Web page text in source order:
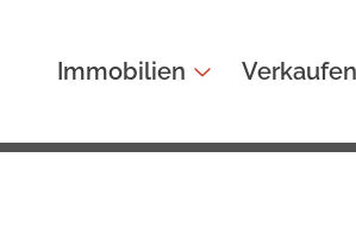
Immobilien Verkaufen